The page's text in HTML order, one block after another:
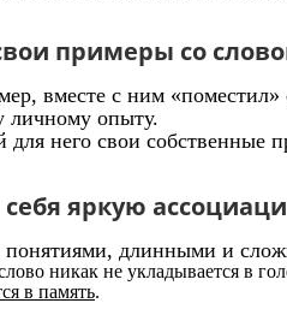
примеры со
вместе с ним
личному опыту.
для него свои
яркую
длинными и
никак не укладывается в
в память.